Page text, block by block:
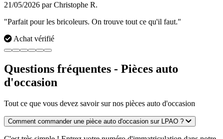
21/05/2026 par Christophe R.
"Parfait pour les bricoleurs. On trouve tout ce qu'il faut."
Achat vérifié
Questions fréquentes - Pièces auto
d'occasion
Tout ce que vous devez savoir sur nos pièces auto d'occasion
Comment commander une pièce auto d'occasion sur LPAO ?